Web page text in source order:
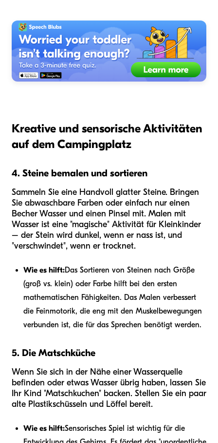
Kreative und sensorische Aktivitäten
auf dem Campingplatz
4. Steine bemalen und sortieren
Sammeln Sie eine Handvoll glatter Steine. Bringen
Sie abwaschbare Farben oder einfach nur einen
Becher Wasser und einen Pinsel mit. Malen mit
Wasser ist eine "magische" Aktivität für Kleinkinder
– der Stein wird dunkel, wenn er nass ist, und
"verschwindet", wenn er trocknet.
Wie es hilft:Das Sortieren von Steinen nach Größe
(groß vs. klein) oder Farbe hilft bei den ersten
mathematischen Fähigkeiten. Das Malen verbessert
die Feinmotorik, die eng mit den Muskelbewegungen
verbunden ist, die für das Sprechen benötigt werden.
5. Die Matschküche
Wenn Sie sich in der Nähe einer Wasserquelle
befinden oder etwas Wasser übrig haben, lassen Sie
Ihr Kind "Matschkuchen" backen. Stellen Sie ein paar
alte Plastikschüsseln und Löffel bereit.
Wie es hilft:Sensorisches Spiel ist wichtig für die